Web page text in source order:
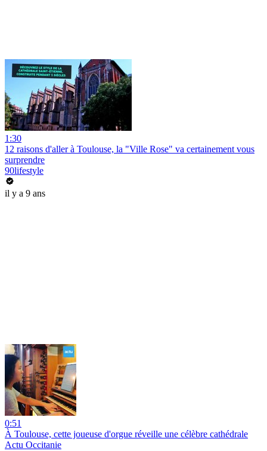
1:30
12 raisons d'aller à Toulouse, la "Ville Rose" va certainement vous
surprendre
90lifestyle
il y a 9 ans
0:51
À Toulouse, cette joueuse d'orgue réveille une célèbre cathédrale
Actu Occitanie